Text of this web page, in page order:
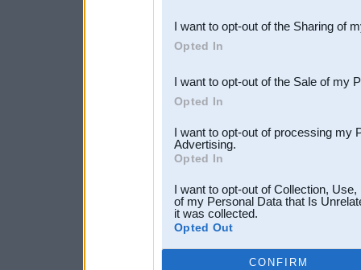
Downstream Participants
third parties.
I want to opt-out of the Sharing of
Opted In
I want to opt-out of the Sale of my
Opted In
I want to opt-out of processing my
Advertising.
Opted In
I want to opt-out of Collection,
of my Personal Data that Is
it was collected.
Opted Out
CONFIRM